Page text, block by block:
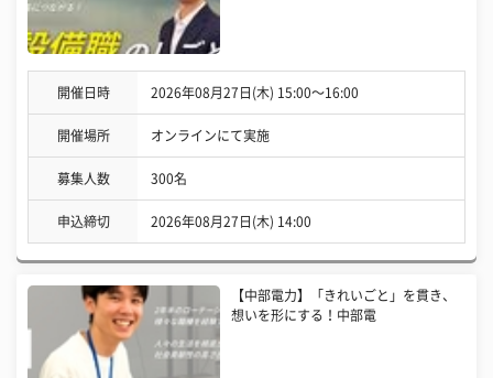
開催日時 2026年08月27日(木) 15:00〜16:00
開催場所 オンラインにて実施
募集人数 300名
申込締切 2026年08月27日(木) 14:00
【中部電力】「きれいごと」を貫き、
想いを形にする！中部電